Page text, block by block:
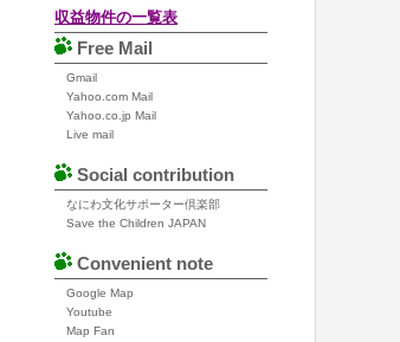
収益物件の一覧表
Free Mail
Gmail
Yahoo.com Mail
Yahoo.co.jp Mail
Live mail
Social contribution
なにわ文化サポーター倶楽部
Save the Children JAPAN
Convenient note
Google Map
Youtube
Map Fan